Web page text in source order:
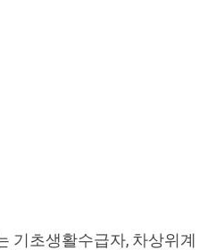
기초생활수급자, 차상위계